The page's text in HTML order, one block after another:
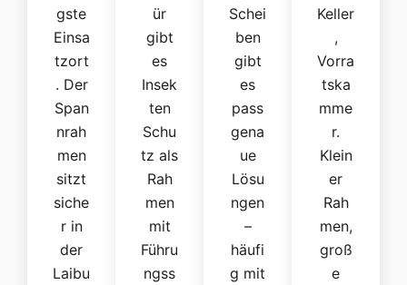
gste
Einsa
tzort
. Der
Span
nrah
men
sitzt
siche
r in
der
Laibu
ür
gibt
es
Insek
ten
Schu
tz als
Rah
men
mit
Führu
ngss
Schei
ben
gibt
es
pass
gena
ue
Lösu
ngen
–
häufi
g mit
Keller
,
Vorra
tska
mme
r.
Klein
er
Rah
men,
groß
e